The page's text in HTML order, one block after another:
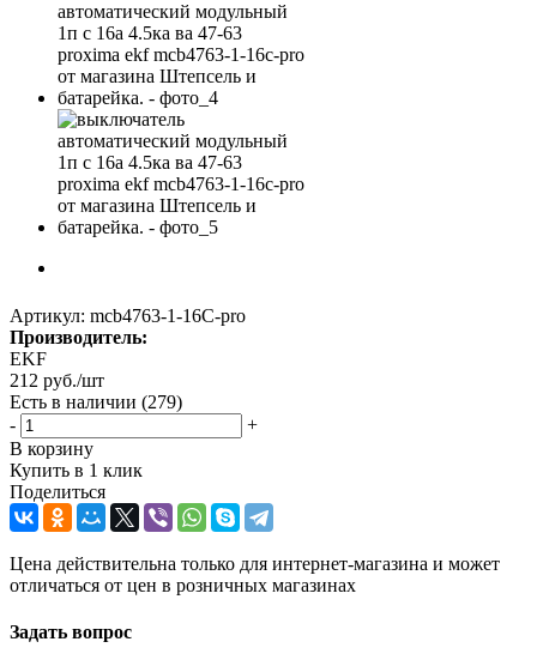
Артикул: mcb4763-1-16C-pro
Производитель:
EKF
212 руб./шт
Есть в наличии (279)
-
+
В корзину
Купить в 1 клик
Поделиться
Цена действительна только для интернет-магазина и может
отличаться от цен в розничных магазинах
Задать вопрос